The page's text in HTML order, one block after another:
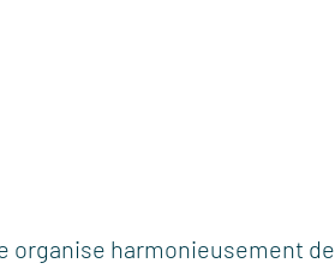
organise harmonieusement de